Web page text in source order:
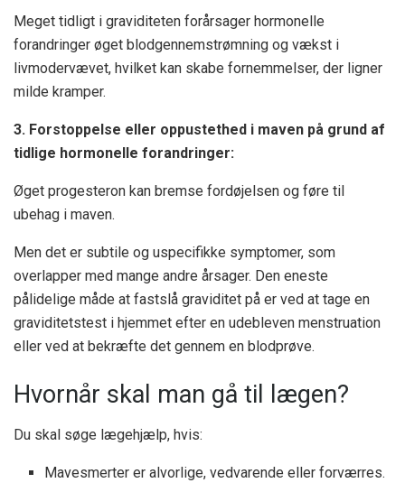
Meget tidligt i graviditeten forårsager hormonelle
forandringer øget blodgennemstrømning og vækst i
livmodervævet, hvilket kan skabe fornemmelser, der ligner
milde kramper.
3. Forstoppelse eller oppustethed i maven på grund af
tidlige hormonelle forandringer:
Øget progesteron kan bremse fordøjelsen og føre til
ubehag i maven.
Men det er subtile og uspecifikke symptomer, som
overlapper med mange andre årsager. Den eneste
pålidelige måde at fastslå graviditet på er ved at tage en
graviditetstest i hjemmet efter en udebleven menstruation
eller ved at bekræfte det gennem en blodprøve.
Hvornår skal man gå til lægen?
Du skal søge lægehjælp, hvis:
Mavesmerter er alvorlige, vedvarende eller forværres.